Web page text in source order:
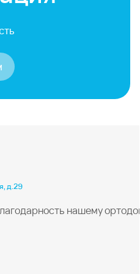
д.29
нашему